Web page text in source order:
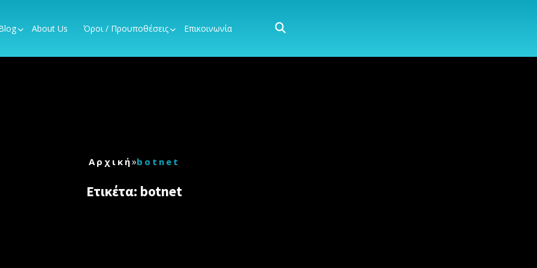
About Us Όροι / Προυποθέσεις Επικοινωνία
Αρχική»botnet
Ετικέτα: botnet